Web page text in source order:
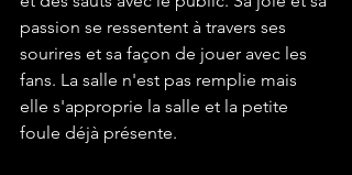
passion se ressentent à travers ses
sourires et sa façon de jouer avec les
fans. La salle n'est pas remplie mais
elle s'approprie la salle et la petite
foule déjà présente.